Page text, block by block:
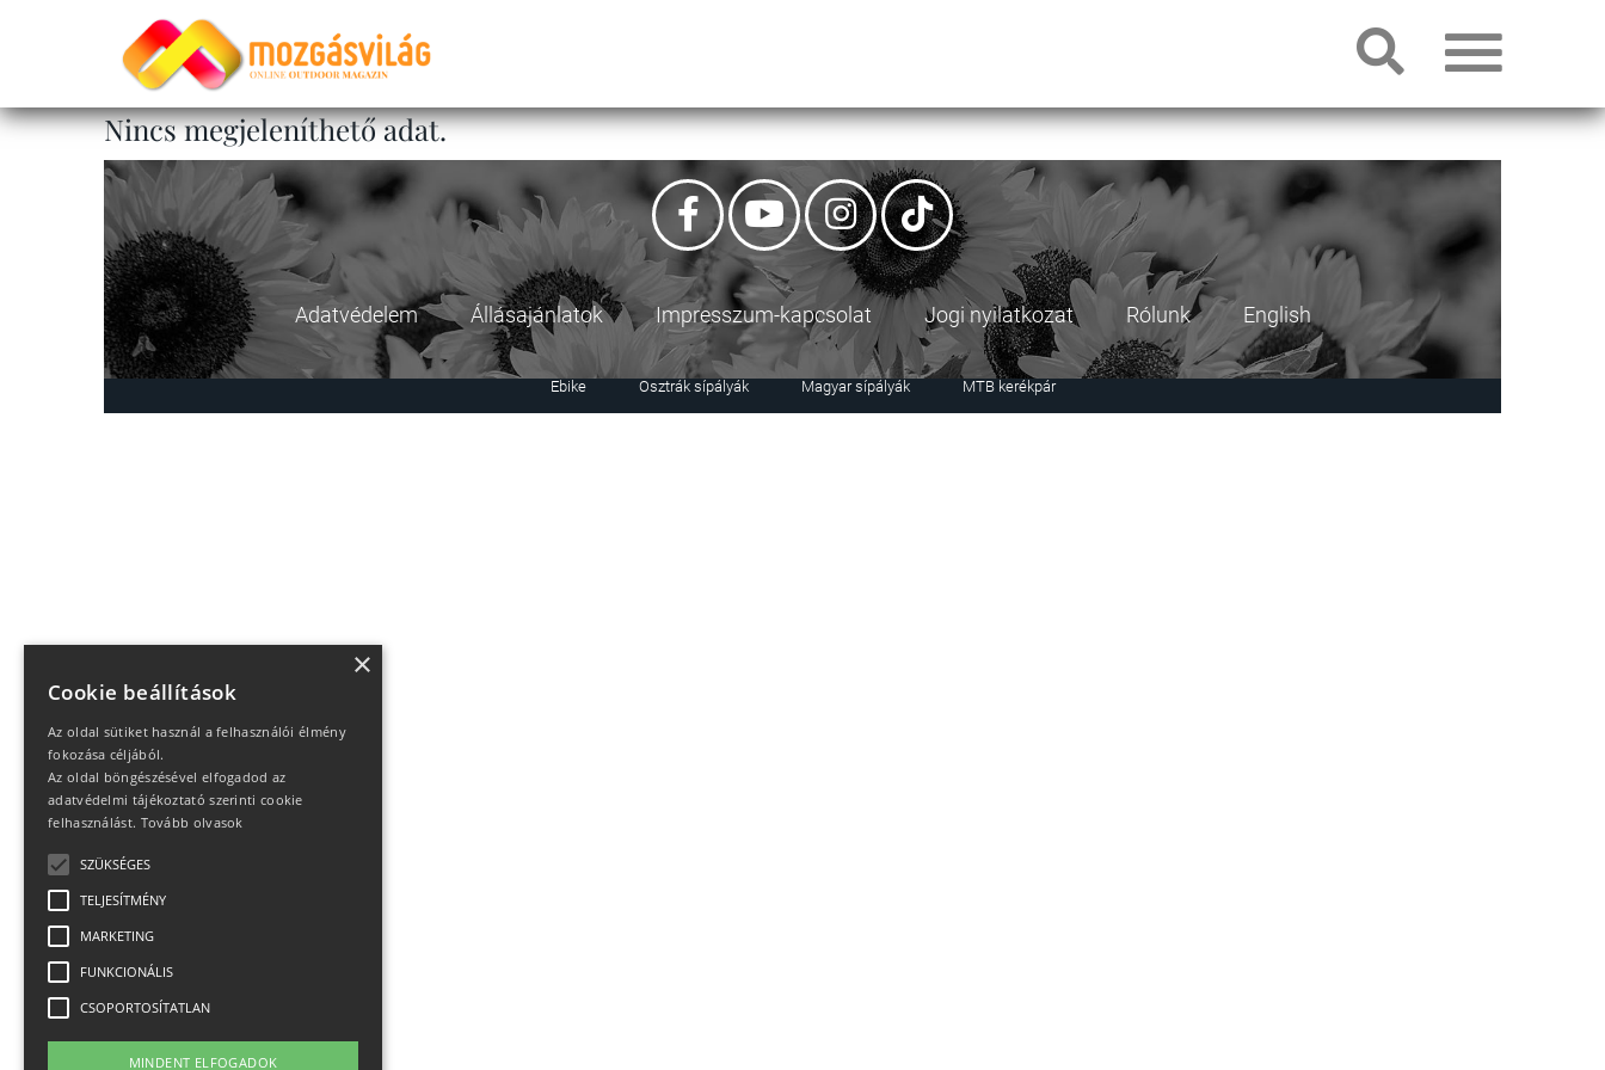
Nincs megjeleníthető adat.
Adatvédelem Állásajánlatok Impresszum-kapcsolat Jogi nyilatkozat Rólunk English
Ebike Osztrák sípályák Magyar sípályák MTB kerékpár
×
Cookie beállítások
Az oldal sütiket használ a felhasználói élmény
fokozása céljából.
Az oldal böngészésével elfogadod az
adatvédelmi tájékoztató szerinti cookie
felhasználást. Tovább olvasok
SZÜKSÉGES
TELJESÍTMÉNY
MARKETING
FUNKCIONÁLIS
CSOPORTOSÍTATLAN
MINDENT ELFOGADOK